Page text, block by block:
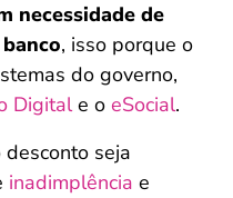
necessidade de
, isso porque o
do governo,
Digitale o eSocial.
seja
inadimplência e